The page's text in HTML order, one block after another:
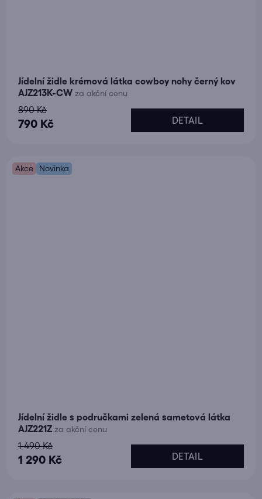
Jídelní židle krémová látka cowboy nohy černý kov
AJZ213K-CW za akční cenu
790 Kč
890 Kč
DETAIL
Akce Novinka
Jídelní židle s područkami zelená sametová látka
AJZ221Z za akční cenu
1 290 Kč
1 490 Kč
DETAIL